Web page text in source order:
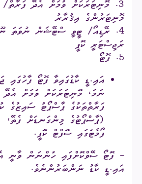
3. މޮނިޓަރަކަށް ވުމަށް އެދޭ ފަރާތް/
މޮނިޓަރުންގެ އިޤުރާރު
4. ރޭޑިއޯ/ ޓީވީ ސްޓޭޝަން ނުވަތަ
ރަޖިސްޓަރީ ކޮޕީ
5. ފޮޓޯ
އައި.ޑީ ކާޑުގައިވާ ފޮޓޯ
ނަމަ، މޮނިޓަރަކަށް ވުމަށް
ފަރާތްތަކުގެ ޕާސްޕޯޓު ސައިޒުގެ
ފޯމެޓުގައި ސޮފްޓް ކޮޕީ.
- ފޮޓޯ ސޭވްކޮށްފައި ހުންނަން ވާނީ
އައި.ޑީ ކާޑު ނަންބަރުންނެވެ.